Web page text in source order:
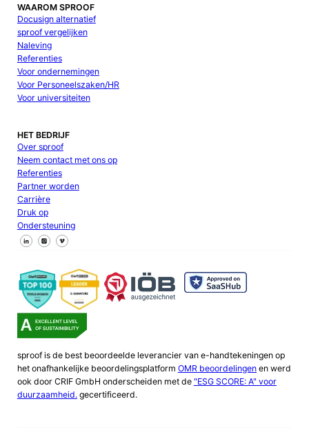
WAAROM SPROOF
Docusign alternatief
sproof vergelijken
Naleving
Referenties
Voor ondernemingen
Voor Personeelszaken/HR
Voor universiteiten
HET BEDRIJF
Over sproof
Neem contact met ons op
Referenties
Partner worden
Carrière
Druk op
Ondersteuning
Volg ons op Facebook
Volg ons op X
Volg ons op LinkedIn
sproof is de best beoordeelde leverancier van e-handtekeningen op
het onafhankelijke beoordelingsplatform OMR beoordelingenen werd
ook door CRIF GmbH onderscheiden met de "ESG SCORE: A" voor
duurzaamheid.gecertificeerd.